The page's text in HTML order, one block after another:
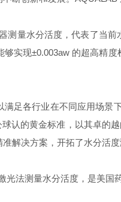
测量水分活度 ，代表了当
够实现±0.003aw 的超高精度
足各行业在不同应用场景
认的黄金标准，以其卓的
解决方案，开拓了水分活度
光法测量水分活度，是美国